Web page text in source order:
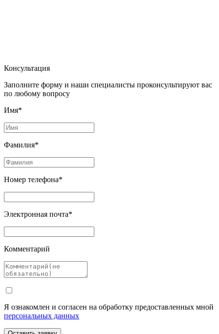
Консультация
Заполните форму и наши специалисты проконсультируют вас
по любому вопросу
Имя*
Фамилия*
Номер телефона*
Электронная почта*
Комментарий
Я ознакомлен и согласен на обработку предоставленных мной
персональных данных